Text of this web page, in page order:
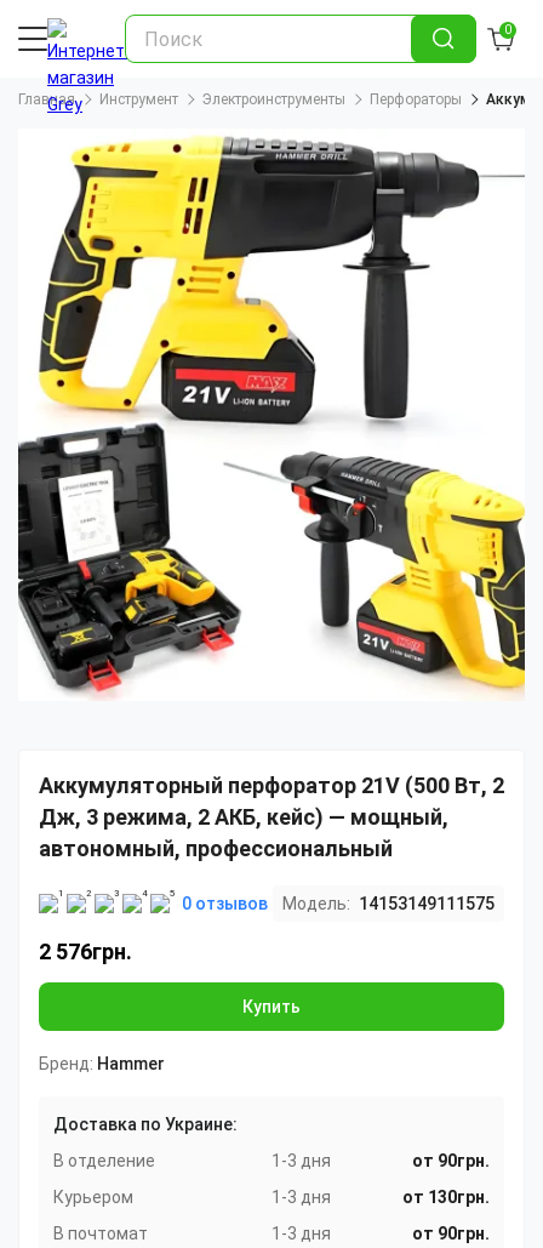
0
Главная Инструмент Электроинструменты Перфораторы
Аккумуляторный перфоратор 21V (500 Вт, 2
Дж, 3 режима, 2 АКБ, кейс) — мощный,
автономный, профессиональный
0 отзывов Модель: 14153149111575
2 576грн.
Купить
Бренд: Hammer
Доставка по Украине:
В отделение
1-3 дня
от 90грн.
Курьером
1-3 дня
от 130грн.
В почтомат
1-3 дня от 90грн.